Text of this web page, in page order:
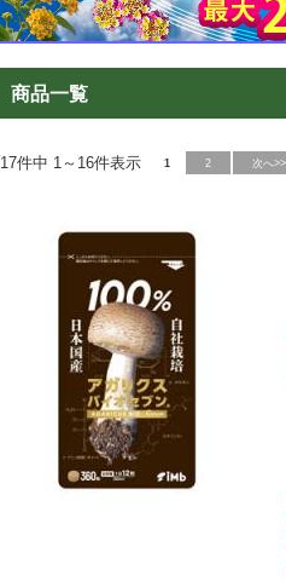
商品一覧
17件中 1～16件表示 1 2 次へ>>